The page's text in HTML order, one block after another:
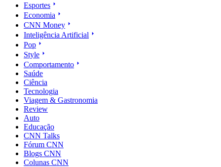
Esportes
Economia
CNN Money
Inteligência Artificial
Pop
Style
Comportamento
Saúde
Ciência
Tecnologia
Viagem & Gastronomia
Review
Auto
Educação
CNN Talks
Fórum CNN
Blogs CNN
Colunas CNN